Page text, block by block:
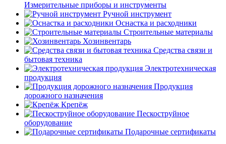
Измерительные приборы и инструменты
Ручной инструмент
Оснастка и расходники
Строительные материалы
Хозинвентарь
Средства связи и
бытовая техника
Электротехническая
продукция
Продукция
дорожного назначения
Крепёж
Пескоструйное
оборудование
Подарочные сертификаты